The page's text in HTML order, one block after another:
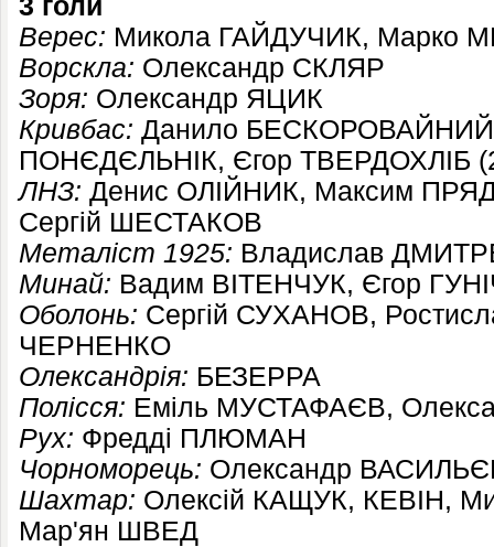
3 голи
Верес: Микола ГАЙДУЧИК, Марко
Ворскла: Олександр СКЛЯР
Зоря: Олександр ЯЦИК
Кривбас: Данило БЕСКОРОВАЙНИЙ,
ПОНЄДЄЛЬНІК, Єгор ТВЕРДОХЛІБ (2
ЛНЗ: Денис ОЛІЙНИК, Максим
Сергій ШЕСТАКОВ
Металіст 1925: Владислав
Минай: Вадим ВІТЕНЧУК, Єгор
Оболонь: Сергій СУХАНОВ,
ЧЕРНЕНКО
Олександрія: БЕЗЕРРА
Полісся: Еміль МУСТАФАЄВ,
Рух: Фредді ПЛЮМАН
Чорноморець: Олександр
Шахтар: Олексій КАЩУК, КЕВІН,
Мар'ян ШВЕД